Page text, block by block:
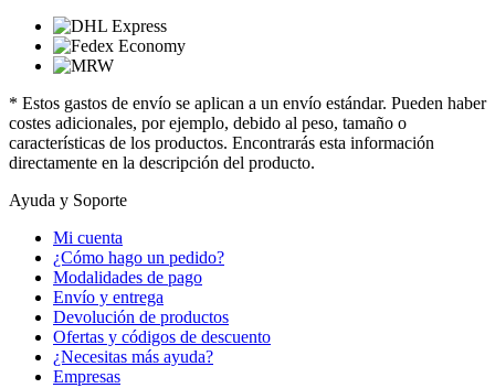
* Estos gastos de envío se aplican a un envío estándar. Pueden haber
costes adicionales, por ejemplo, debido al peso, tamaño o
características de los productos. Encontrarás esta información
directamente en la descripción del producto.
Ayuda y Soporte
Mi cuenta
¿Cómo hago un pedido?
Modalidades de pago
Envío y entrega
Devolución de productos
Ofertas y códigos de descuento
¿Necesitas más ayuda?
Empresas